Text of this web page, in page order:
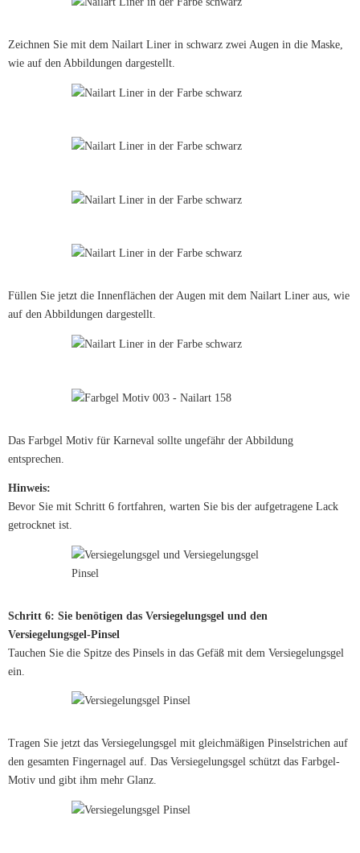
Zeichnen Sie mit dem Nailart Liner in schwarz zwei Augen in die Maske,
wie auf den Abbildungen dargestellt.
Füllen Sie jetzt die Innenflächen der Augen mit dem Nailart Liner aus, wie
auf den Abbildungen dargestellt.
Das Farbgel Motiv für Karneval sollte ungefähr der Abbildung
entsprechen.
Hinweis:
Bevor Sie mit Schritt 6 fortfahren, warten Sie bis der aufgetragene Lack
getrocknet ist.
Schritt 6: Sie benötigen das Versiegelungsgel und den
Versiegelungsgel-Pinsel
Tauchen Sie die Spitze des Pinsels in das Gefäß mit dem Versiegelungsgel
ein.
Tragen Sie jetzt das Versiegelungsgel mit gleichmäßigen Pinselstrichen auf
den gesamten Fingernagel auf. Das Versiegelungsgel schützt das Farbgel-
Motiv und gibt ihm mehr Glanz.